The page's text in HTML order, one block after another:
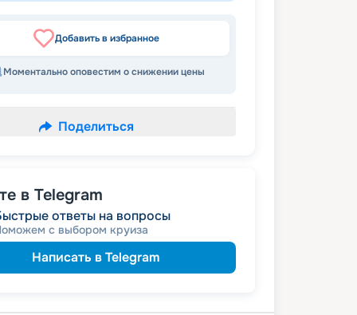
Добавить в избранное
Моментально оповестим о снижении цены
Поделиться
в Telegram
ответы на вопросы
с выбором круиза
Написать в Telegram